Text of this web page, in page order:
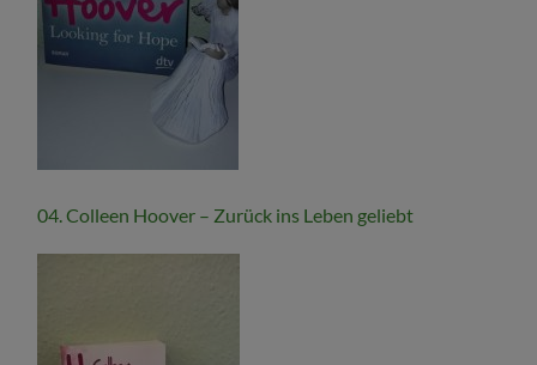
04. Colleen Hoover – Zurück ins Leben geliebt